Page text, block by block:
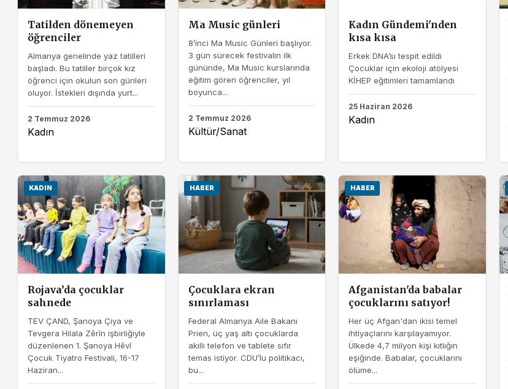
Tatilden dönemeyen
öğrenciler
Almanya genelinde yaz tatilleri
başladı. Bu tatiller birçok kız
öğrenci için okulun son günleri
oluyor. İstekleri dışında yurt...
2 Temmuz 2026
Kadın
Ma Music günleri
8’inci Ma Music Günleri başlıyor.
3 gün sürecek festivalin ilk
gününde, Ma Music kurslarında
eğitim gören öğrenciler, yıl
boyunca...
2 Temmuz 2026
Kültür/Sanat
Kadın Gündemi'nden
kısa kısa
Erkek DNA’sı tespit edildi
Çocuklar için ekoloji atölyesi
KİHEP eğitimleri tamamlandı
25 Haziran 2026
Kadın
KADIN
Rojava’da çocuklar
sahnede
TEV ÇAND, Şanoya Çiya ve
Tevgera Hilala Zêrîn işbirliğiyle
düzenlenen 1. Şanoya Hêvî
Çocuk Tiyatro Festivali, 16-17
Haziran...
HABER
Çocuklara ekran
sınırlaması
Federal Almanya Aile Bakanı
Prien, üç yaş altı çocuklarda
akıllı telefon ve tablete sıfır
temas istiyor. CDU’lu politikacı,
bu...
HABER
Afganistan'da babalar
çocuklarını satıyor!
Her üç Afgan'dan ikisi temel
ihtiyaçlarını karşılayamıyor.
Ülkede 4,7 milyon kişi kıtlığın
eşiğinde. Babalar, çocuklarını
ölüme...